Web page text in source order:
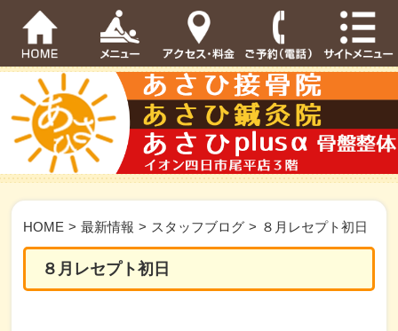
HOME > 最新情報 > スタッフブログ > ８月レセプト初日
８月レセプト初日